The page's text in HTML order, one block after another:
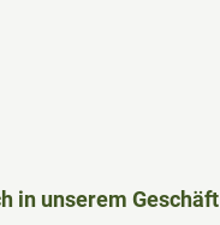
in unserem Geschäft